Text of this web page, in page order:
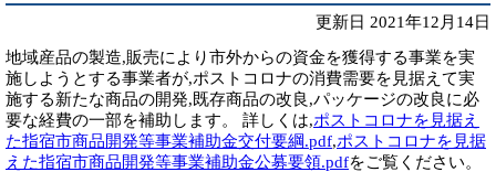
更新日 2021年12月14日
地域産品の製造,販売により市外からの資金を獲得する事業を実
施しようとする事業者が,ポストコロナの消費需要を見据えて実
施する新たな商品の開発,既存商品の改良,パッケージの改良に必
要な経費の一部を補助します。 詳しくは,ポストコロナを見据え
た指宿市商品開発等事業補助金交付要綱.pdf,ポストコロナを見据
えた指宿市商品開発等事業補助金公募要領.pdfをご覧ください。